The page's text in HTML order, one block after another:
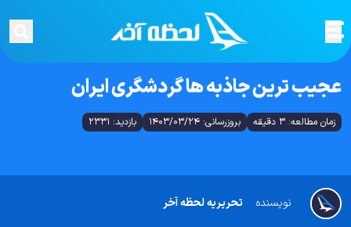
عجیب ترین جاذبه ها گردشگری ایران
زمان مطالعه: 3 دقیقه بروزرسانی: 1403/03/24 بازدید: 2331
تحریریه لحظه آخر نویسنده